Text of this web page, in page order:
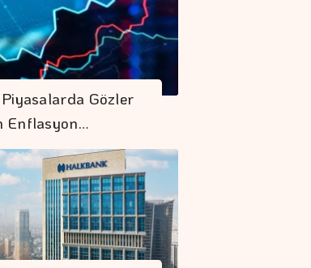
Gözler
Enflasyon…
En Fazla Kaybettiren